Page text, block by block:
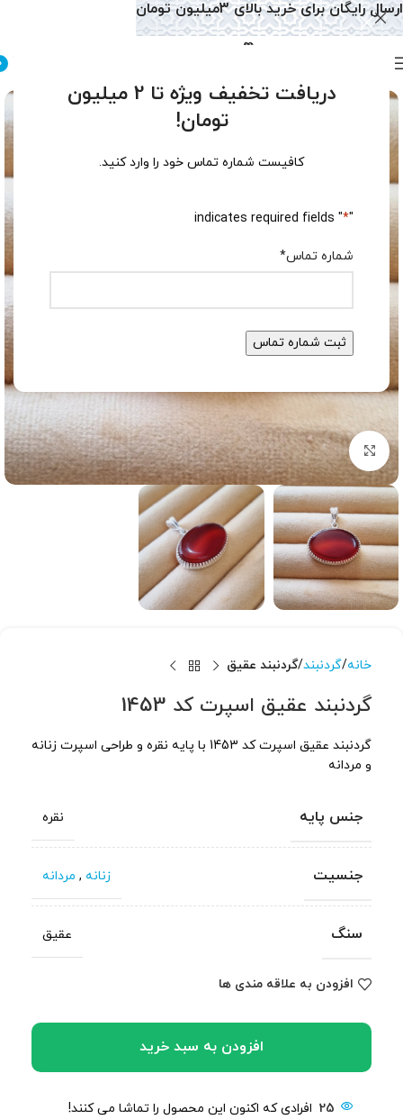
دریافت تخفیف ویژه تا 2 میلیون
تومان!
کافیست شماره تماس خود را وارد کنید.
"
*
" indicates required fields
شماره تماس*
برای بزرگنمایی کلیک کنید
خانه گردنبند گردنبند عقیق
گردنبند عقیق اسپرت کد 1453
گردنبند عقیق اسپرت کد 1453 با پایه نقره و طراحی اسپرت زنانه
و مردانه
جنس پایه نقره
جنسیت زنانه , مردانه
سنگ عقیق
افزودن به علاقه مندی ها
افزودن به سبد خرید
25 افرادی که اکنون این محصول را تماشا می کنند!
ارسال رایگان برای خرید بالای 3میلیون تومان